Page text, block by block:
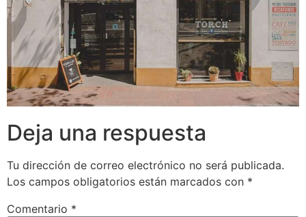
Deja una respuesta
Tu dirección de correo electrónico no será publicada.
Los campos obligatorios están marcados con *
Comentario *